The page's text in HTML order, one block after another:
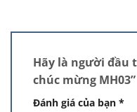
Hãy là người đầu
chúc mừng MH03”
Đánh giá của bạn *